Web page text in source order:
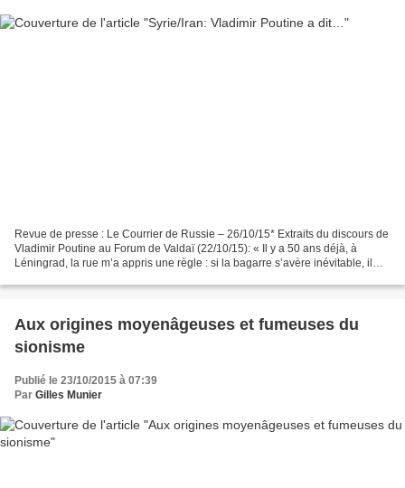
Revue de presse : Le Courrier de Russie – 26/10/15* Extraits du discours de
Vladimir Poutine au Forum de Valdaï (22/10/15): « Il y a 50 ans déjà, à
Léningrad, la rue m’a appris une règle : si la bagarre s’avère inévitable, il
Aux origines moyenâgeuses et fumeuses du
sionisme
Publié le 23/10/2015 à 07:39
Par Gilles Munier